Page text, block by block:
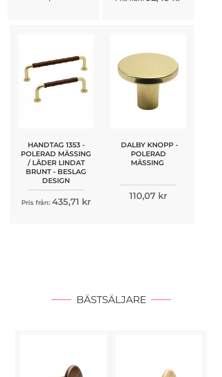
HANDTAG 1353 -
POLERAD MÄSSING
/ LÄDER LINDAT
BRUNT - BESLAG
DESIGN
Pris från: 435,71 kr
DALBY KNOPP -
POLERAD
MÄSSING
110,07 kr
BÄSTSÄLJARE